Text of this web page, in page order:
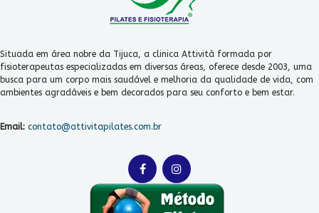
Situada em área nobre da Tijuca, a clinica Attività formada por
fisioterapeutas especializadas em diversas áreas, oferece desde 2003, uma
busca para um corpo mais saudável e melhoria da qualidade de vida, com
ambientes agradáveis e bem decorados para seu conforto e bem estar.
Email: contato@attivitapilates.com.br